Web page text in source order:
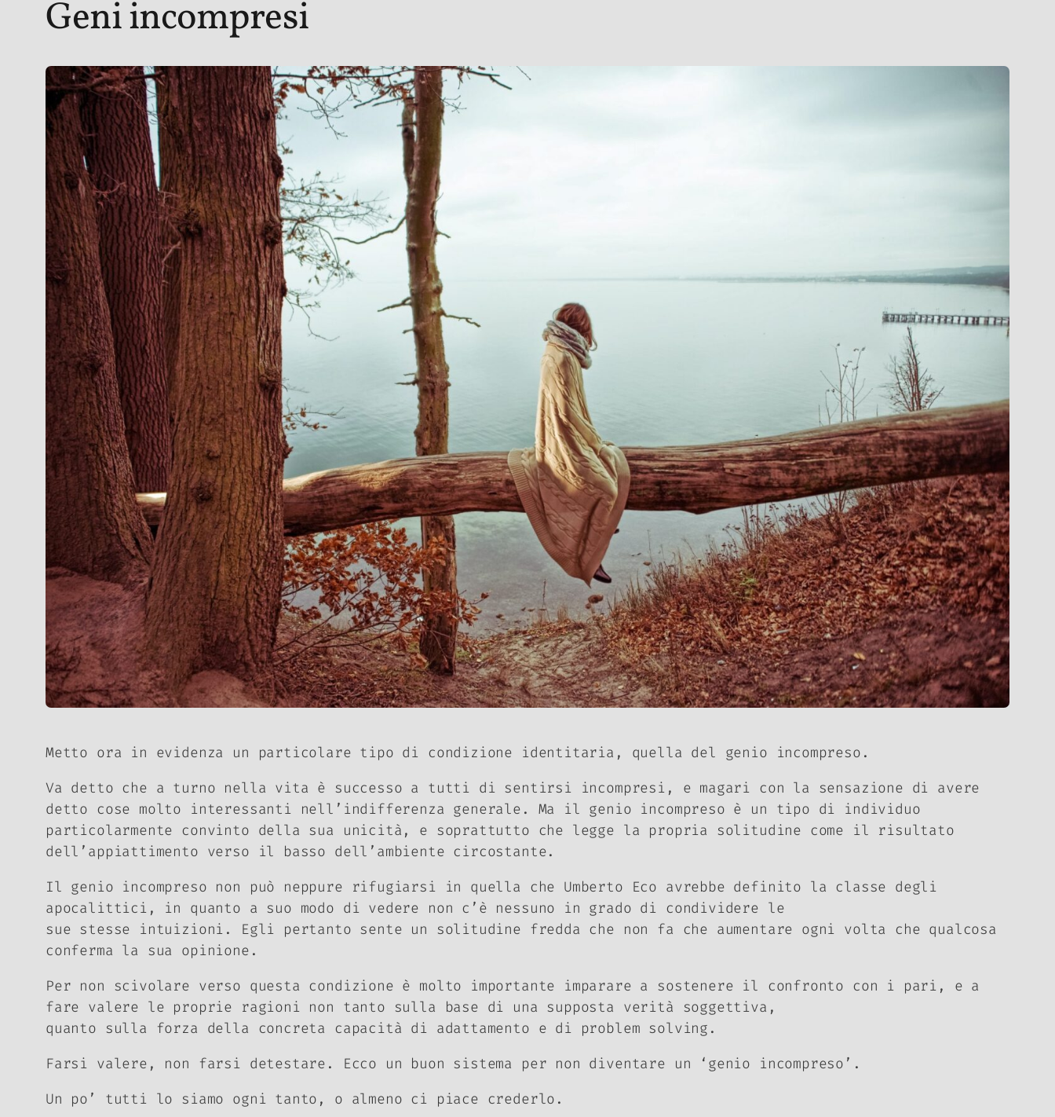
Geni incompresi
Metto ora in evidenza un particolare tipo di condizione identitaria, quella del genio incompreso.
Va detto che a turno nella vita è successo a tutti di sentirsi incompresi, e magari con la sensazione di avere
detto cose molto interessanti nell’indifferenza generale. Ma il genio incompreso è un tipo di individuo
particolarmente convinto della sua unicità, e soprattutto che legge la propria solitudine come il risultato
dell’appiattimento verso il basso dell’ambiente circostante.
Il genio incompreso non può neppure rifugiarsi in quella che Umberto Eco avrebbe definito la classe degli
apocalittici, in quanto a suo modo di vedere non c’è nessuno in grado di condividere le
sue stesse intuizioni. Egli pertanto sente un solitudine fredda che non fa che aumentare ogni volta che qualcosa
conferma la sua opinione.
Per non scivolare verso questa condizione è molto importante imparare a sostenere il confronto con i pari, e a
fare valere le proprie ragioni non tanto sulla base di una supposta verità soggettiva,
quanto sulla forza della concreta capacità di adattamento e di problem solving.
Farsi valere, non farsi detestare. Ecco un buon sistema per non diventare un ‘genio incompreso’.
Un po’ tutti lo siamo ogni tanto, o almeno ci piace crederlo.